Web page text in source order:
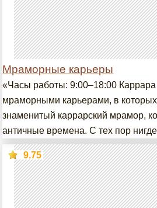
Мраморные карьеры
«Часы работы: 9:00–18:00 Каррара
мраморными карьерами, в
знаменитый каррарский мрамор,
античные времена. С тех пор
9.75